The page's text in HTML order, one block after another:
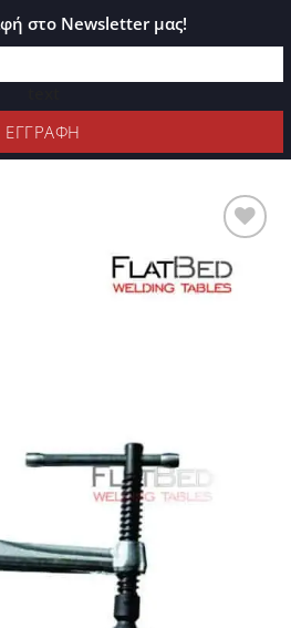
ΚΑΤΆΛΟΓΟΣ PLEXIGLASS
ΦΊΛΤΡΑ
Προσθήκη
στη Λίστα
Επιθυμιών
στο Newsletter μας!